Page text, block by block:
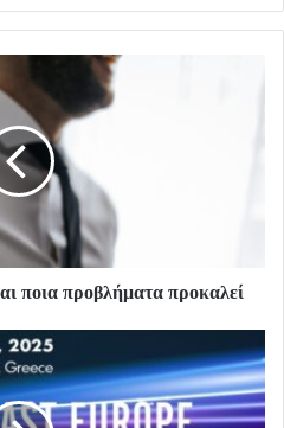
ποια προβλήματα προκαλεί